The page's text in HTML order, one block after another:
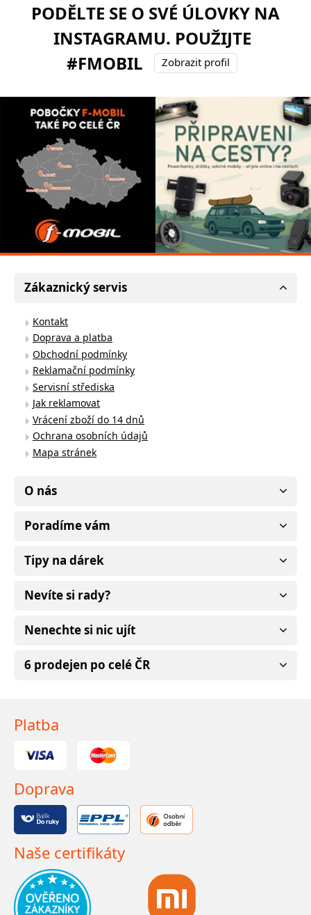
PODĚLTE SE O SVÉ ÚLOVKY NA
INSTAGRAMU. POUŽIJTE
#FMOBIL
Zobrazit profil
Zákaznický servis
Kontakt
Doprava a platba
Obchodní podmínky
Reklamační podmínky
Servisní střediska
Jak reklamovat
Vrácení zboží do 14 dnů
Ochrana osobních údajů
Mapa stránek
O nás
Poradíme vám
Tipy na dárek
Nevíte si rady?
Nenechte si nic ujít
6 prodejen po celé ČR
Platba
Doprava
Naše certifikáty